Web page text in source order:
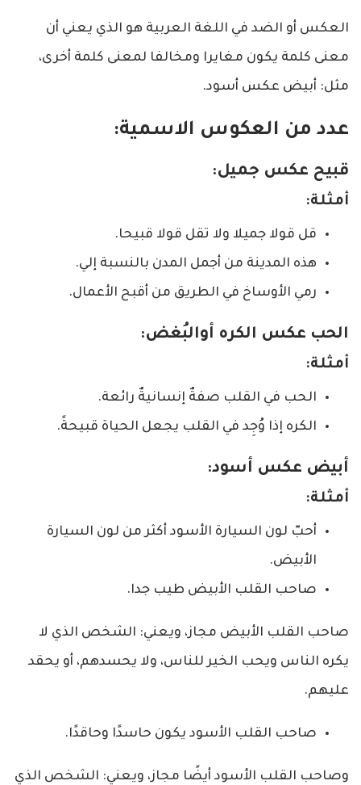
العكس أو الضد في اللغة العربية هو الذي يعني أن
معنى كلمة يكون مغايرا ومخالفا لمعنى كلمة أخرى،
مثل: أبيض عكس أسود.
عدد من العكوس الاسمية:
قبيح عكس جميل:
أمثلة:
قل قولا جميلا ولا تقل قولا قبيحا.
هذه المدينة من أجمل المدن بالنسبة إلي.
رمي الأوساخ في الطريق من أقبح الأعمال.
الحب عكس الكره أوالبُغض:
أمثلة:
الحب في القلب صفةٌ إنسانيةٌ رائعة.
الكره إذا وُجِد في القلب يجعل الحياة قبيحةً.
أبيض عكس أسود:
أمثلة:
أحبّ لون السيارة الأسود أكثر من لون السيارة
الأبيض.
صاحب القلب الأبيض طيب جدا.
صاحب القلب الأبيض مجاز، ويعني: الشخص الذي لا
يكره الناس ويحب الخير للناس، ولا يحسدهم، أو يحقد
عليهم.
صاحب القلب الأسود يكون حاسدًا وحاقدًا.
وصاحب القلب الأسود أيضًا مجاز، ويعني: الشخص الذي